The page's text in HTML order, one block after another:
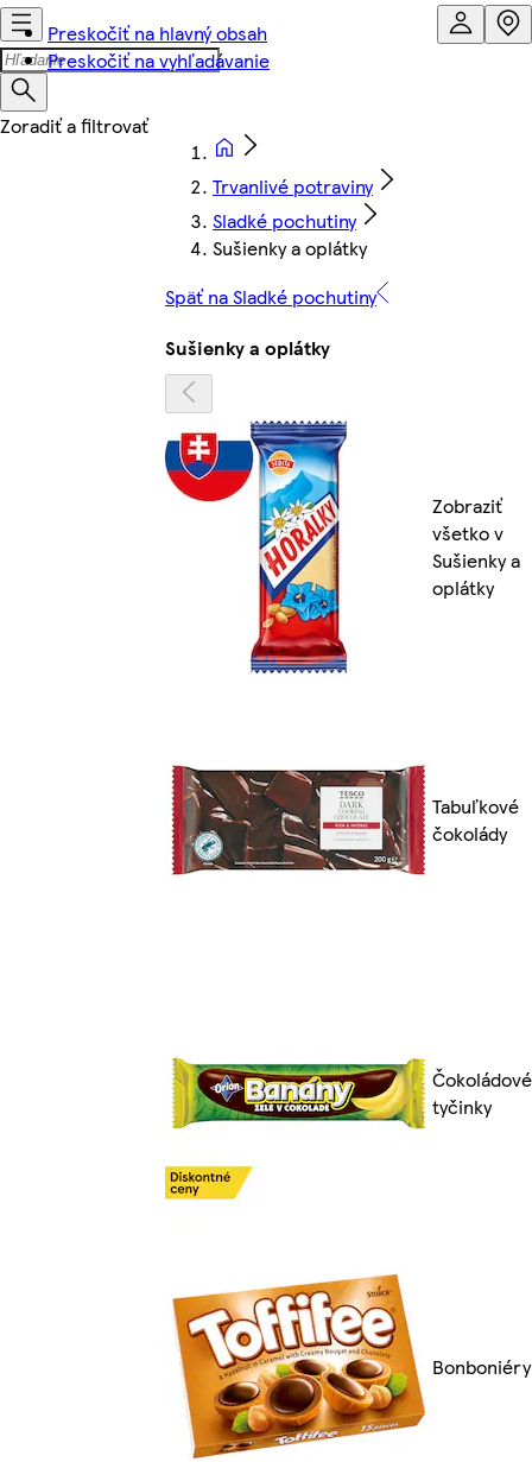
Preskočiť na hlavný obsah
Preskočiť na vyhľadávanie
Trvanlivé potraviny
Sladké pochutiny
Sušienky a oplátky
Späť na Sladké pochutiny
Sušienky a oplátky
Zobraziť
všetko v
Sušienky a
oplátky
Tabuľkové
čokolády
Čokoládové
tyčinky
Bonboniéry